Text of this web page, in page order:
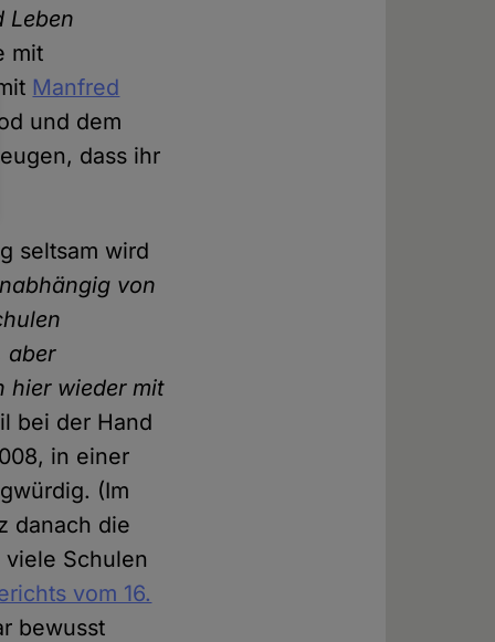
Leben
mit
Manfred
und dem
dass ihr
seltsam wird
von
aber
hier wieder mit
bei der Hand
in einer
(Im
danach die
Schulen
vom 16.
bewusst